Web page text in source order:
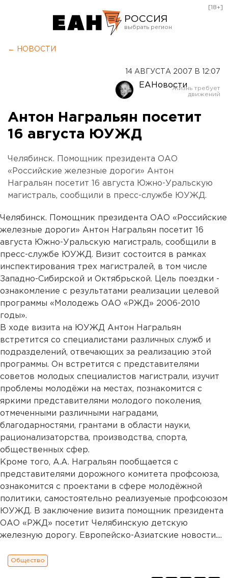
РОССИЯ
Оренбург
[18+]
← НОВОСТИ
14 АВГУСТА 2007 В 12:07
ЕАНовости
Антон Награльян посетит
16 августа ЮУЖД
Челябинск. Помощник президента ОАО
«Российские железные дороги» Антон
Награльян посетит 16 августа Южно-Уральскую
магистраль, сообщили в пресс-службе ЮУЖД.
Челябинск. Помощник президента ОАО «Российские
железные дороги» Антон Награльян посетит 16
августа Южно-Уральскую магистраль, сообщили в
пресс-службе ЮУЖД. Визит состоится в рамках
инспектирования трех магистралей, в том числе
Западно-Сибирской и Октябрьской. Цель поездки -
ознакомление с результатами реализации целевой
программы «Молодежь ОАО «РЖД» 2006-2010
годы».
В ходе визита на ЮУЖД Антон Награльян
встретится со специалистами различных служб и
подразделений, отвечающих за реализацию этой
программы. Он встретится с представителями
советов молодых специалистов магистрали, изучит
проблемы молодёжи на местах, познакомится с
яркими представителями молодого поколения,
отмеченными различными наградами,
благодарностями, грантами в области науки,
рационализаторства, производства, спорта,
общественных сфер.
Кроме того, А.А. Награльян пообщается с
представителями дорожного комитета профсоюза,
ознакомится с проектами в сфере молодёжной
политики, самостоятельно реализуемые профсоюзом
ЮУЖД. В заключение визита помощник президента
ОАО «РЖД» посетит Челябинскую детскую
железную дорогу. Европейско-Азиатские новости....
Общество